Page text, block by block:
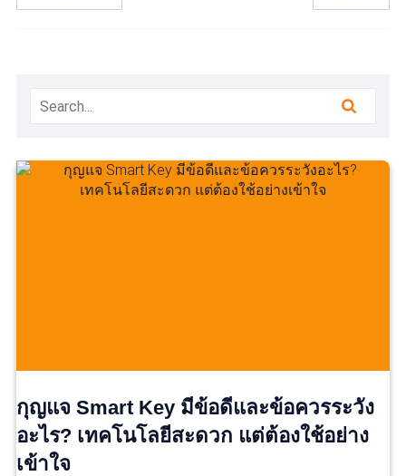
กุญแจ Smart Key มีข้อดีและข้อควรระวัง
อะไร? เทคโนโลยีสะดวก แต่ต้องใช้อย่าง
เข้าใจ